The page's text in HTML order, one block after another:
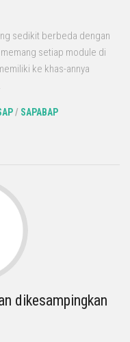
sedikit berbeda dengan
setiap module di
ke khas-annya
/ SAPABAP
dikesampingkan